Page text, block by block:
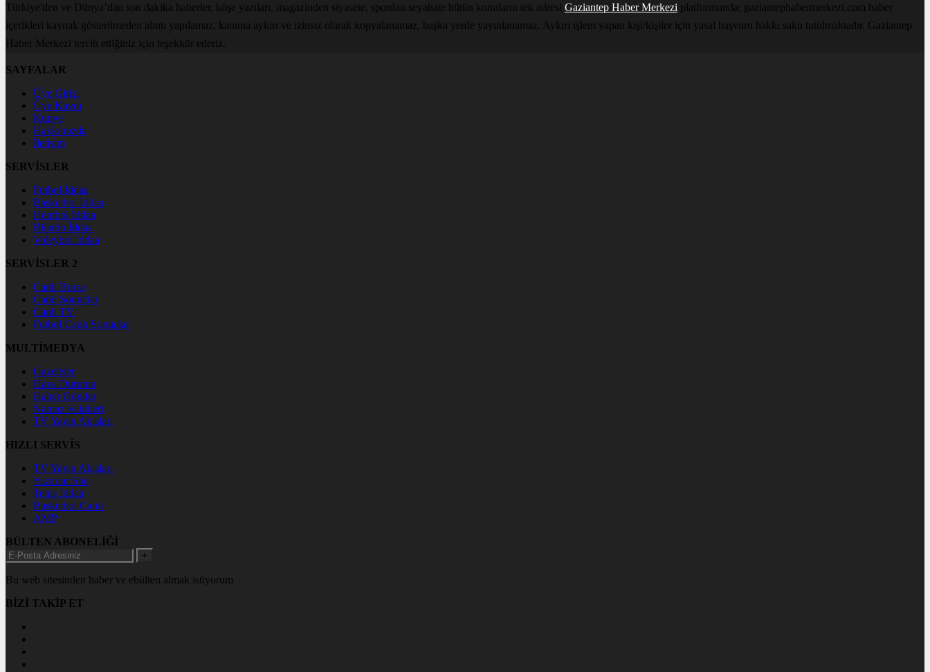
Türkiye'den ve Dünya’dan son dakika haberler, köşe yazıları, magazinden siyasete, spordan seyahate bütün konuların tek adresi Gaziantep Haber Merkezi platformunda; gaziantephabermerkezi.com haber
içerikleri kaynak gösterilmeden alıntı yapılamaz, kanuna aykırı ve izinsiz olarak kopyalanamaz, başka yerde yayınlanamaz. Aykırı işlem yapan kişi/kişiler için yasal başvuru hakkı saklı tutulmaktadır. Gaziantep
Haber Merkezi tercih ettiğiniz için teşekkür ederiz.
SAYFALAR
Üye Girişi
Üye Kaydı
Künye
Hakkımızda
İletişim
SERVİSLER
Futbol İddaa
Basketbol İddaa
Hentbol İddaa
Bilardo İddaa
Voleybol İddaa
SERVİSLER 2
Canlı Borsa
Canlı Sonuçlar
Canlı TV
Futbol Canlı Sonuçlar
MULTİMEDYA
Gazeteler
Hava Durumu
Haber Gönder
Namaz Vakitleri
TV Yayın Akışları
HIZLI SERVİS
TV Yayın Akışları
Yazarlar Site
Tenis İddaa
Basketbol Canlı
AMP
BÜLTEN ABONELİĞİ
+
Bu web sitesinden haber ve ebülten almak istiyorum
BİZİ TAKİP ET